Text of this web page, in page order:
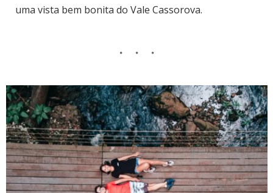
uma vista bem bonita do Vale Cassorova.